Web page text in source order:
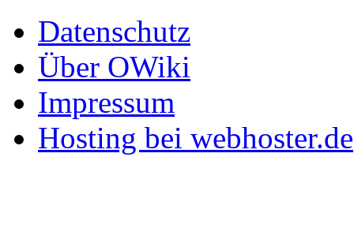
Datenschutz
Über OWiki
Impressum
Hosting bei webhoster.de